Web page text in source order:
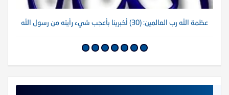
عظمة الله رب العالمين: (30) أخبرينا بأعجب شيء رأيته من رسول الله